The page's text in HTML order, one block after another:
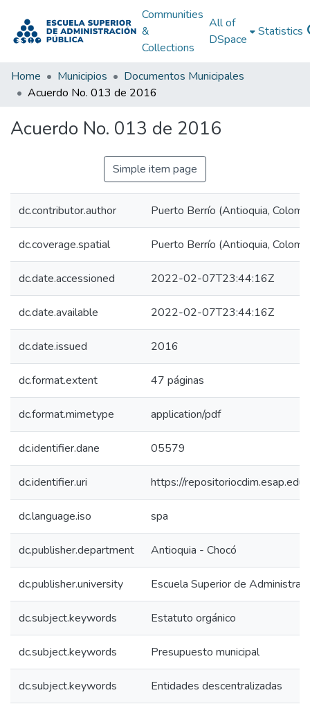
Communities
&
Collections
All of
DSpace
Statistics
Home Municipios
Documentos Municipales
Acuerdo No. 013 de 2016
Acuerdo No. 013 de 2016
Simple item page
dc.contributor.author Puerto Berrío (Antioquia,
dc.coverage.spatial Puerto Berrío (Antioquia,
dc.date.accessioned 2022-02-07T23:44:16Z
dc.date.available 2022-02-07T23:44:16Z
dc.date.issued 2016
dc.format.extent 47 páginas
dc.format.mimetype application/pdf
dc.identifier.dane 05579
dc.identifier.uri https://
dc.language.iso spa
dc.publisher.department Antioquia - Chocó
dc.publisher.university Escuela Superior de
dc.subject.keywords Estatuto orgánico
dc.subject.keywords Presupuesto municipal
dc.subject.keywords Entidades descentralizadas